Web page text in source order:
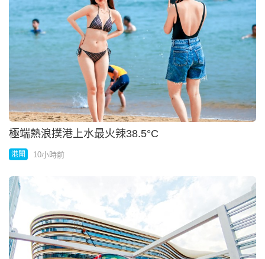
極端熱浪撲港上水最火辣38.5°C
港聞 10小時前